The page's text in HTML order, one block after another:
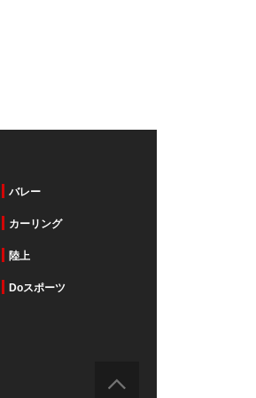
バレー
カーリング
陸上
Doスポーツ